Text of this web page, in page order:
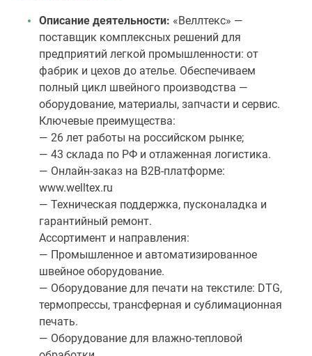
Описание деятельности: «Веллтекс» —
поставщик комплексных решений для
предприятий легкой промышленности: от
фабрик и цехов до ателье. Обеспечиваем
полный цикл швейного производства —
оборудование, материалы, запчасти и сервис.
Ключевые преимущества:
— 26 лет работы на российском рынке;
— 43 склада по РФ и отлаженная логистика.
— Онлайн-заказ на B2B-платформе:
www.welltex.ru
— Техническая поддержка, пусконаладка и
гарантийный ремонт.
Ассортимент и направления:
— Промышленное и автоматизированное
швейное оборудование.
— Оборудование для печати на текстиле: DTG,
термопрессы, трансферная и сублимационная
печать.
— Оборудование для влажно-тепловой